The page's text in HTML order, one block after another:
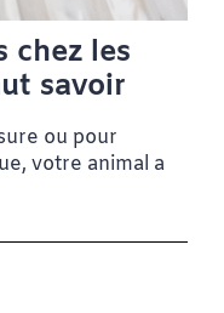
les
savoir
ou pour
votre animal a